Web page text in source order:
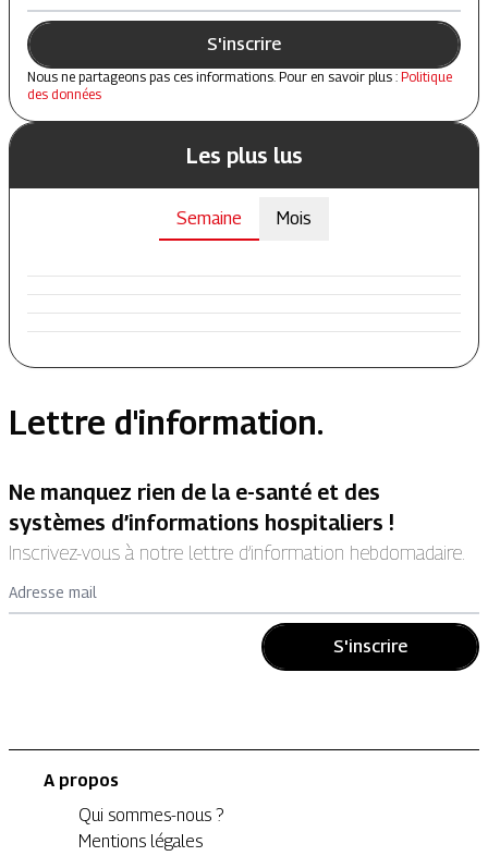
S'inscrire
Nous ne partageons pas ces informations. Pour en savoir plus : Politique
des données
Les plus lus
Semaine Mois
Lettre d'information.
Ne manquez rien de la e-santé et des
systèmes d’informations hospitaliers !
Inscrivez-vous à notre lettre d’information hebdomadaire.
Adresse mail
S'inscrire
A propos
Qui sommes-nous ?
Mentions légales